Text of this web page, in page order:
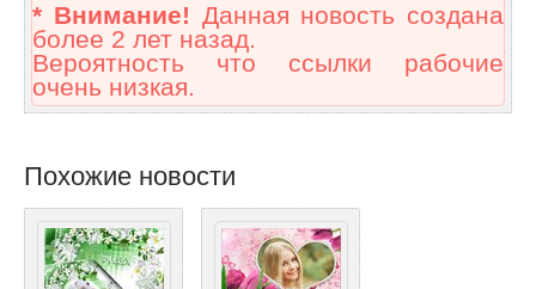
* Внимание! Данная новость создана
более 2 лет назад.
Вероятность что ссылки рабочие
очень низкая.
Похожие новости